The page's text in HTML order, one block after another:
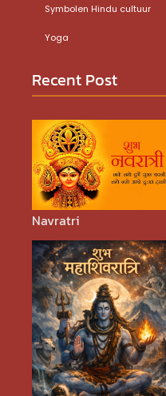
Symbolen Hindu cultuur
Yoga
Recent Post
Navratri